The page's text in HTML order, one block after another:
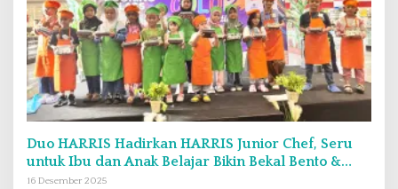
Duo HARRIS Hadirkan HARRIS Junior Chef, Seru
untuk Ibu dan Anak Belajar Bikin Bekal Bento &
Kimbab
16 Desember 2025